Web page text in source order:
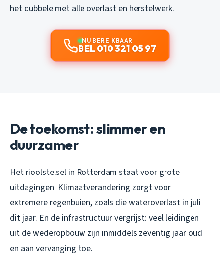
het dubbele met alle overlast en herstelwerk.
NU BEREIKBAAR
BEL 010 321 05 97
De toekomst: slimmer en
duurzamer
Het rioolstelsel in Rotterdam staat voor grote
uitdagingen. Klimaatverandering zorgt voor
extremere regenbuien, zoals die wateroverlast in juli
dit jaar. En de infrastructuur vergrijst: veel leidingen
uit de wederopbouw zijn inmiddels zeventig jaar oud
en aan vervanging toe.